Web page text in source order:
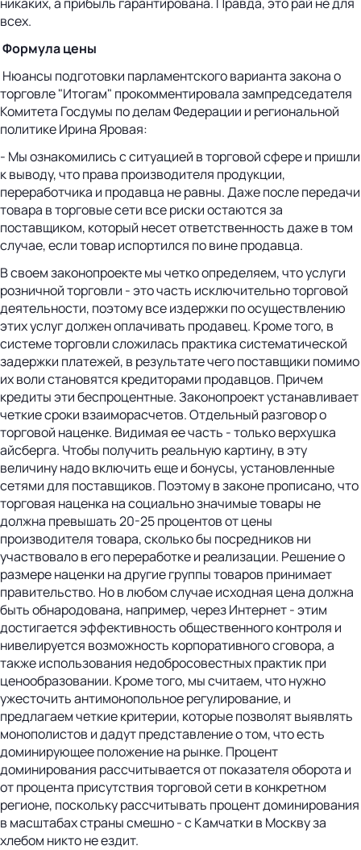
всех.
Формула цены
Нюансы подготовки парламентского варианта закона о
торговле "Итогам" прокомментировала зампредседателя
Комитета Госдумы по делам Федерации и региональной
политике Ирина Яровая:
- Мы ознакомились с ситуацией в торговой сфере и пришли
к выводу, что права производителя продукции,
переработчика и продавца не равны. Даже после передачи
товара в торговые сети все риски остаются за
поставщиком, который несет ответственность даже в том
случае, если товар испортился по вине продавца.
В своем законопроекте мы четко определяем, что услуги
розничной торговли - это часть исключительно торговой
деятельности, поэтому все издержки по осуществлению
этих услуг должен оплачивать продавец. Кроме того, в
системе торговли сложилась практика систематической
задержки платежей, в результате чего поставщики помимо
их воли становятся кредиторами продавцов. Причем
кредиты эти беспроцентные. Законопроект устанавливает
четкие сроки взаиморасчетов. Отдельный разговор о
торговой наценке. Видимая ее часть - только верхушка
айсберга. Чтобы получить реальную картину, в эту
величину надо включить еще и бонусы, установленные
сетями для поставщиков. Поэтому в законе прописано, что
торговая наценка на социально значимые товары не
должна превышать 20-25 процентов от цены
производителя товара, сколько бы посредников ни
участвовало в его переработке и реализации. Решение о
размере наценки на другие группы товаров принимает
правительство. Но в любом случае исходная цена должна
быть обнародована, например, через Интернет - этим
достигается эффективность общественного контроля и
нивелируется возможность корпоративного сговора, а
также использования недобросовестных практик при
ценообразовании. Кроме того, мы считаем, что нужно
ужесточить антимонопольное регулирование, и
предлагаем четкие критерии, которые позволят выявлять
монополистов и дадут представление о том, что есть
доминирующее положение на рынке. Процент
доминирования рассчитывается от показателя оборота и
от процента присутствия торговой сети в конкретном
регионе, поскольку рассчитывать процент доминирования
в масштабах страны смешно - с Камчатки в Москву за
хлебом никто не ездит.